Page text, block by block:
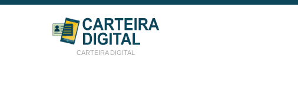
CARTEIRA DIGITAL